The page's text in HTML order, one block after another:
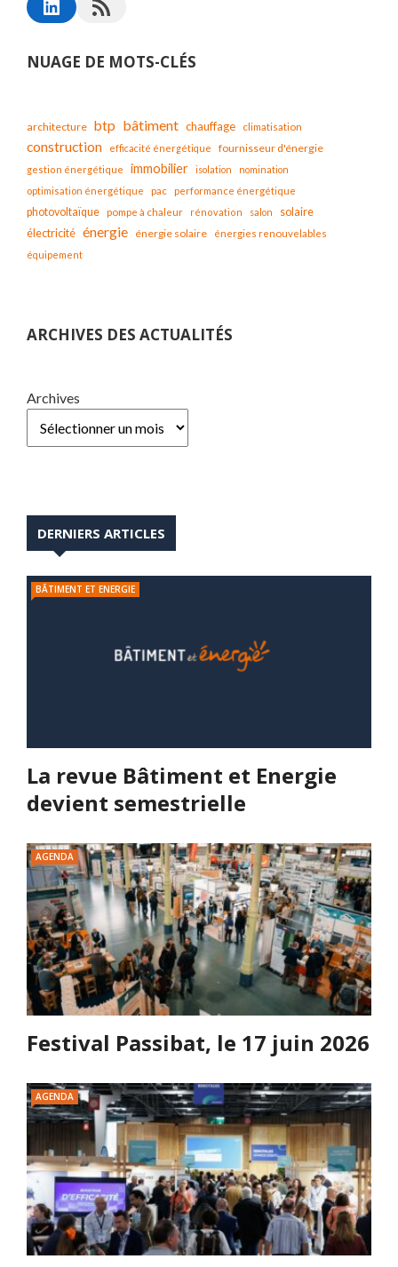
NUAGE DE MOTS-CLÉS
architecture btp bâtiment chauffage climatisation
construction efficacité énergétique fournisseur d'énergie
gestion énergétique immobilier isolation
nomination
optimisation énergétique
pac performance énergétique
photovoltaïque pompe à chaleur rénovation salon solaire
électricité énergie énergie solaire
énergies renouvelables
équipement
ARCHIVES DES ACTUALITÉS
Archives
DERNIERS ARTICLES
BÂTIMENT ET ENERGIE
La revue Bâtiment et Energie
devient semestrielle
AGENDA
Festival Passibat, le 17 juin 2026
AGENDA